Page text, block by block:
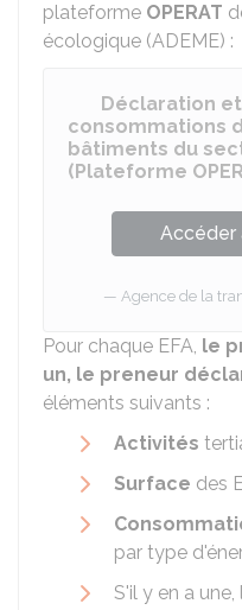
plateforme OPERAT
écologique (ADEME) :
Déclaration
consommations
bâtiments du
(Plateforme
Accéder
Agence de la
Pour chaque EFA, le
un, le preneur
éléments suivants :
Activités
Surface des
par type
S'il y en a une,